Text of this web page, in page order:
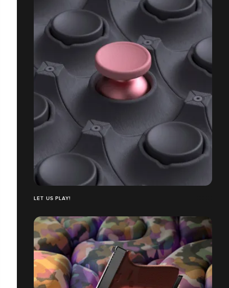
LET US PLAY!